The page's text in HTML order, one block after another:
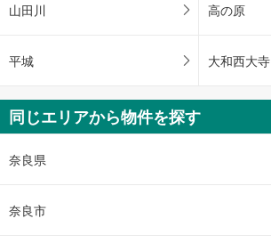
山田川 高の原
平城 大和西大寺
同じエリアから物件を探す
奈良県
奈良市